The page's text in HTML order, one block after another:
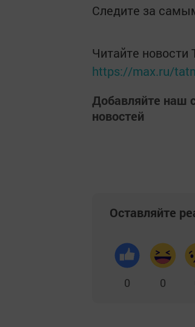
Следите за
Читайте
https://max.ru/
Добавляйте наш
новостей
Оставляйте
0 0